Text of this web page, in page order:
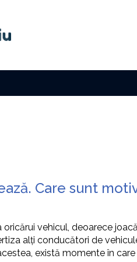
Care sunt
vehicul, deoarece
alți conducători de
există momente în